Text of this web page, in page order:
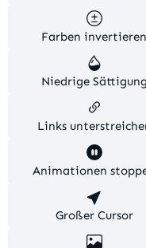
© 2026 MKV24 –
Farben invertieren
Niedrige Sättigung
Links
Animationen
Großer Cursor
Diese Website
Erfahrung bieten
Konfigurieren